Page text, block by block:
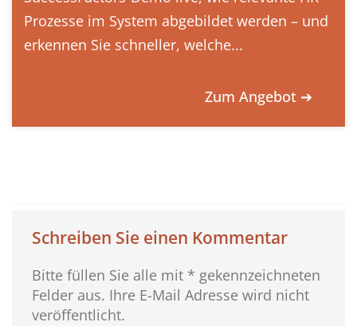
Prozesse im System abgebildet werden – und
erkennen Sie schneller, welche...
Zum Angebot ➔
Schreiben Sie einen Kommentar
Bitte füllen Sie alle mit * gekennzeichneten
Felder aus. Ihre E-Mail Adresse wird nicht
veröffentlicht.